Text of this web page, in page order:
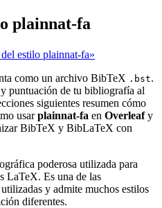
plainnat-fa
estilo plainnat-fa»
como un archivo BibTeX .bst.
puntuación de tu bibliografía al
siguientes resumen cómo
usarplainnat-fa en Overleafy
BibTeX y BibLaTeX con
poderosa utilizada para
LaTeX. Es una de las
y admite muchos estilos
diferentes.